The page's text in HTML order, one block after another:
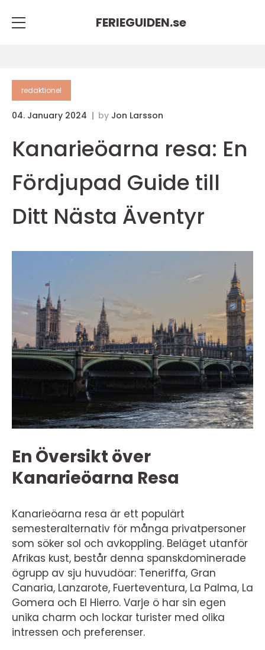
FERIEGUIDEN.se
redaktionel
04. January 2024 by Jon Larsson
Kanarieöarna resa: En
Fördjupad Guide till
Ditt Nästa Äventyr
En Översikt över
Kanarieöarna Resa
Kanarieöarna resa är ett populärt
semesteralternativ för många privatpersoner
som söker sol och avkoppling. Beläget utanför
Afrikas kust, består denna spanskdominerade
ögrupp av sju huvudöar: Teneriffa, Gran
Canaria, Lanzarote, Fuerteventura, La Palma, La
Gomera och El Hierro. Varje ö har sin egen
unika charm och lockar turister med olika
intressen och preferenser.